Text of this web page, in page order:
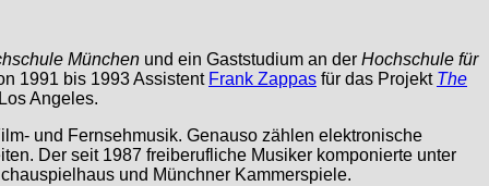
Münchenund ein Gaststudium an der Hochschule für
1991 bis 1993 Assistent Frank Zappas für das Projekt The
Angeles.
und Fernsehmusik. Genauso zählen elektronische
Der seit 1987 freiberufliche Musiker komponierte unter
und Münchner Kammerspiele.